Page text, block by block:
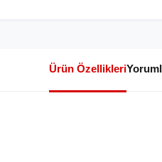
Ürün Özellikleri